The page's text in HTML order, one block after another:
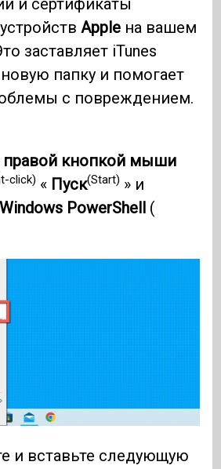
Apple на вашем
заставляет iTunes
папку и помогает
с повреждением.
кнопкой мыши
click) « Пуск(Start) » и
Windows PowerShell (
и вставьте следующую